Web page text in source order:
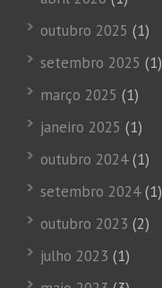
outubro 2025 (1)
setembro 2025 (1)
março 2025 (1)
janeiro 2025 (1)
outubro 2024(1)
setembro 2024(1)
outubro 2023 (2)
julho 2023 (1)